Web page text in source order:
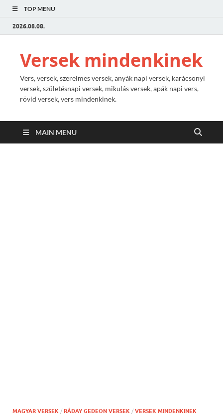
TOP MENU
2026.08.08.
Versek mindenkinek
Vers, versek, szerelmes versek, anyák napi versek, karácsonyi
versek, születésnapi versek, mikulás versek, apák napi vers,
rövid versek, vers mindenkinek.
MAIN MENU
MAGYAR VERSEK / RÁDAY GEDEON VERSEK / VERSEK MINDENKINEK